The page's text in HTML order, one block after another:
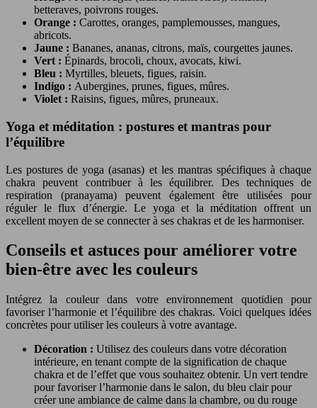
betteraves, poivrons rouges.
Orange : Carottes, oranges, pamplemousses, mangues,
abricots.
Jaune : Bananes, ananas, citrons, maïs, courgettes jaunes.
Vert : Épinards, brocoli, choux, avocats, kiwi.
Bleu : Myrtilles, bleuets, figues, raisin.
Indigo : Aubergines, prunes, figues, mûres.
Violet : Raisins, figues, mûres, pruneaux.
Yoga et méditation : postures et mantras pour
l’équilibre
Les postures de yoga (asanas) et les mantras spécifiques à chaque
chakra peuvent contribuer à les équilibrer. Des techniques de
respiration (pranayama) peuvent également être utilisées pour
réguler le flux d’énergie. Le yoga et la méditation offrent un
excellent moyen de se connecter à ses chakras et de les harmoniser.
Conseils et astuces pour améliorer votre
bien-être avec les couleurs
Intégrez la couleur dans votre environnement quotidien pour
favoriser l’harmonie et l’équilibre des chakras. Voici quelques idées
concrètes pour utiliser les couleurs à votre avantage.
Décoration : Utilisez des couleurs dans votre décoration
intérieure, en tenant compte de la signification de chaque
chakra et de l’effet que vous souhaitez obtenir. Un vert tendre
pour favoriser l’harmonie dans le salon, du bleu clair pour
créer une ambiance de calme dans la chambre, ou du rouge